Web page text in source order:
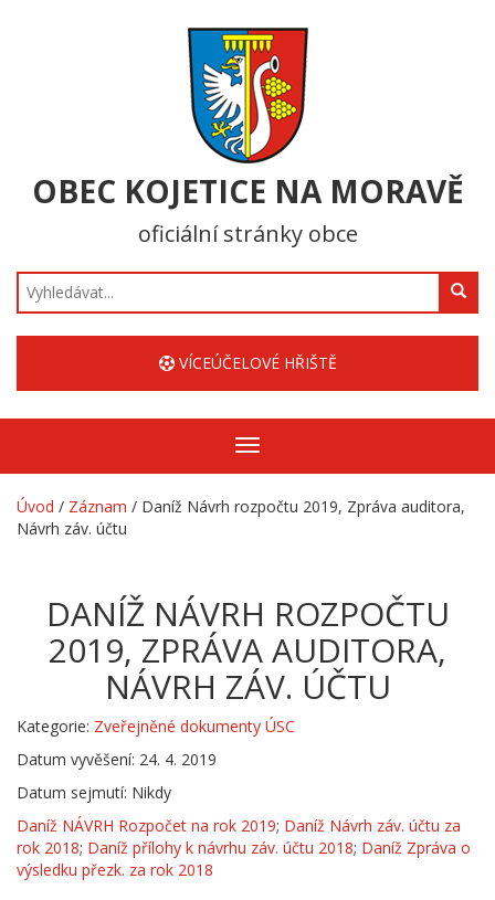
OBEC KOJETICE NA MORAVĚ
oficiální stránky obce
Hledat
VÍCEÚČELOVÉ HŘIŠTĚ
Zobrazit/skrýt
navigaci
Úvod / Záznam / Daníž Návrh rozpočtu 2019, Zpráva auditora,
Návrh záv. účtu
DANÍŽ NÁVRH ROZPOČTU
2019, ZPRÁVA AUDITORA,
NÁVRH ZÁV. ÚČTU
Kategorie: Zveřejněné dokumenty ÚSC
Datum vyvěšení: 24. 4. 2019
Datum sejmutí: Nikdy
Daníž NÁVRH Rozpočet na rok 2019; Daníž Návrh záv. účtu za
rok 2018; Daníž přílohy k návrhu záv. účtu 2018; Daníž Zpráva o
výsledku přezk. za rok 2018